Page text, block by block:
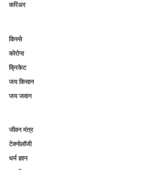
करिअर
किस्से
कोरोना
क्रिकेट
जय किसान
जय जवान
जीवन मंत्र
टेक्नोलॉजी
धर्म ज्ञान